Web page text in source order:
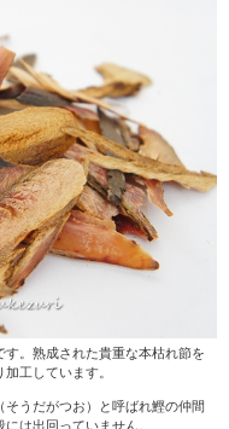
。熟成された貴重な本枯れ節を
工しています。
うだがつお）と呼ばれ鰹の仲間
は出回っていません。